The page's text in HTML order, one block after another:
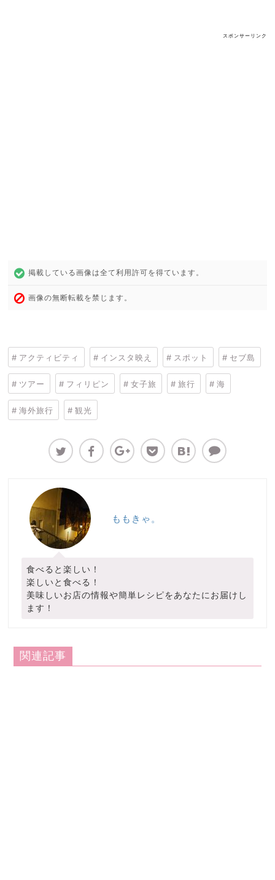
スポンサーリンク
掲載している画像は全て利用許可を得ています。
画像の無断転載を禁じます。
アクティビティ インスタ映え スポット セブ島
ツアー フィリピン 女子旅 旅行 海
海外旅行 観光
ももきゃ。
食べると楽しい！
楽しいと食べる！
美味しいお店の情報や簡単レシピをあなたにお届けし
ます！
関連記事